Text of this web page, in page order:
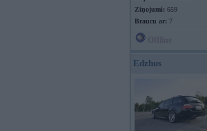
Ziņojumi: 659
Braucu ar: 7
Edzhus